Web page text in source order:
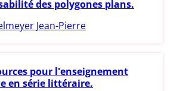
des polygones plans.
Jean-Pierre
pour l'enseignement
en série littéraire.